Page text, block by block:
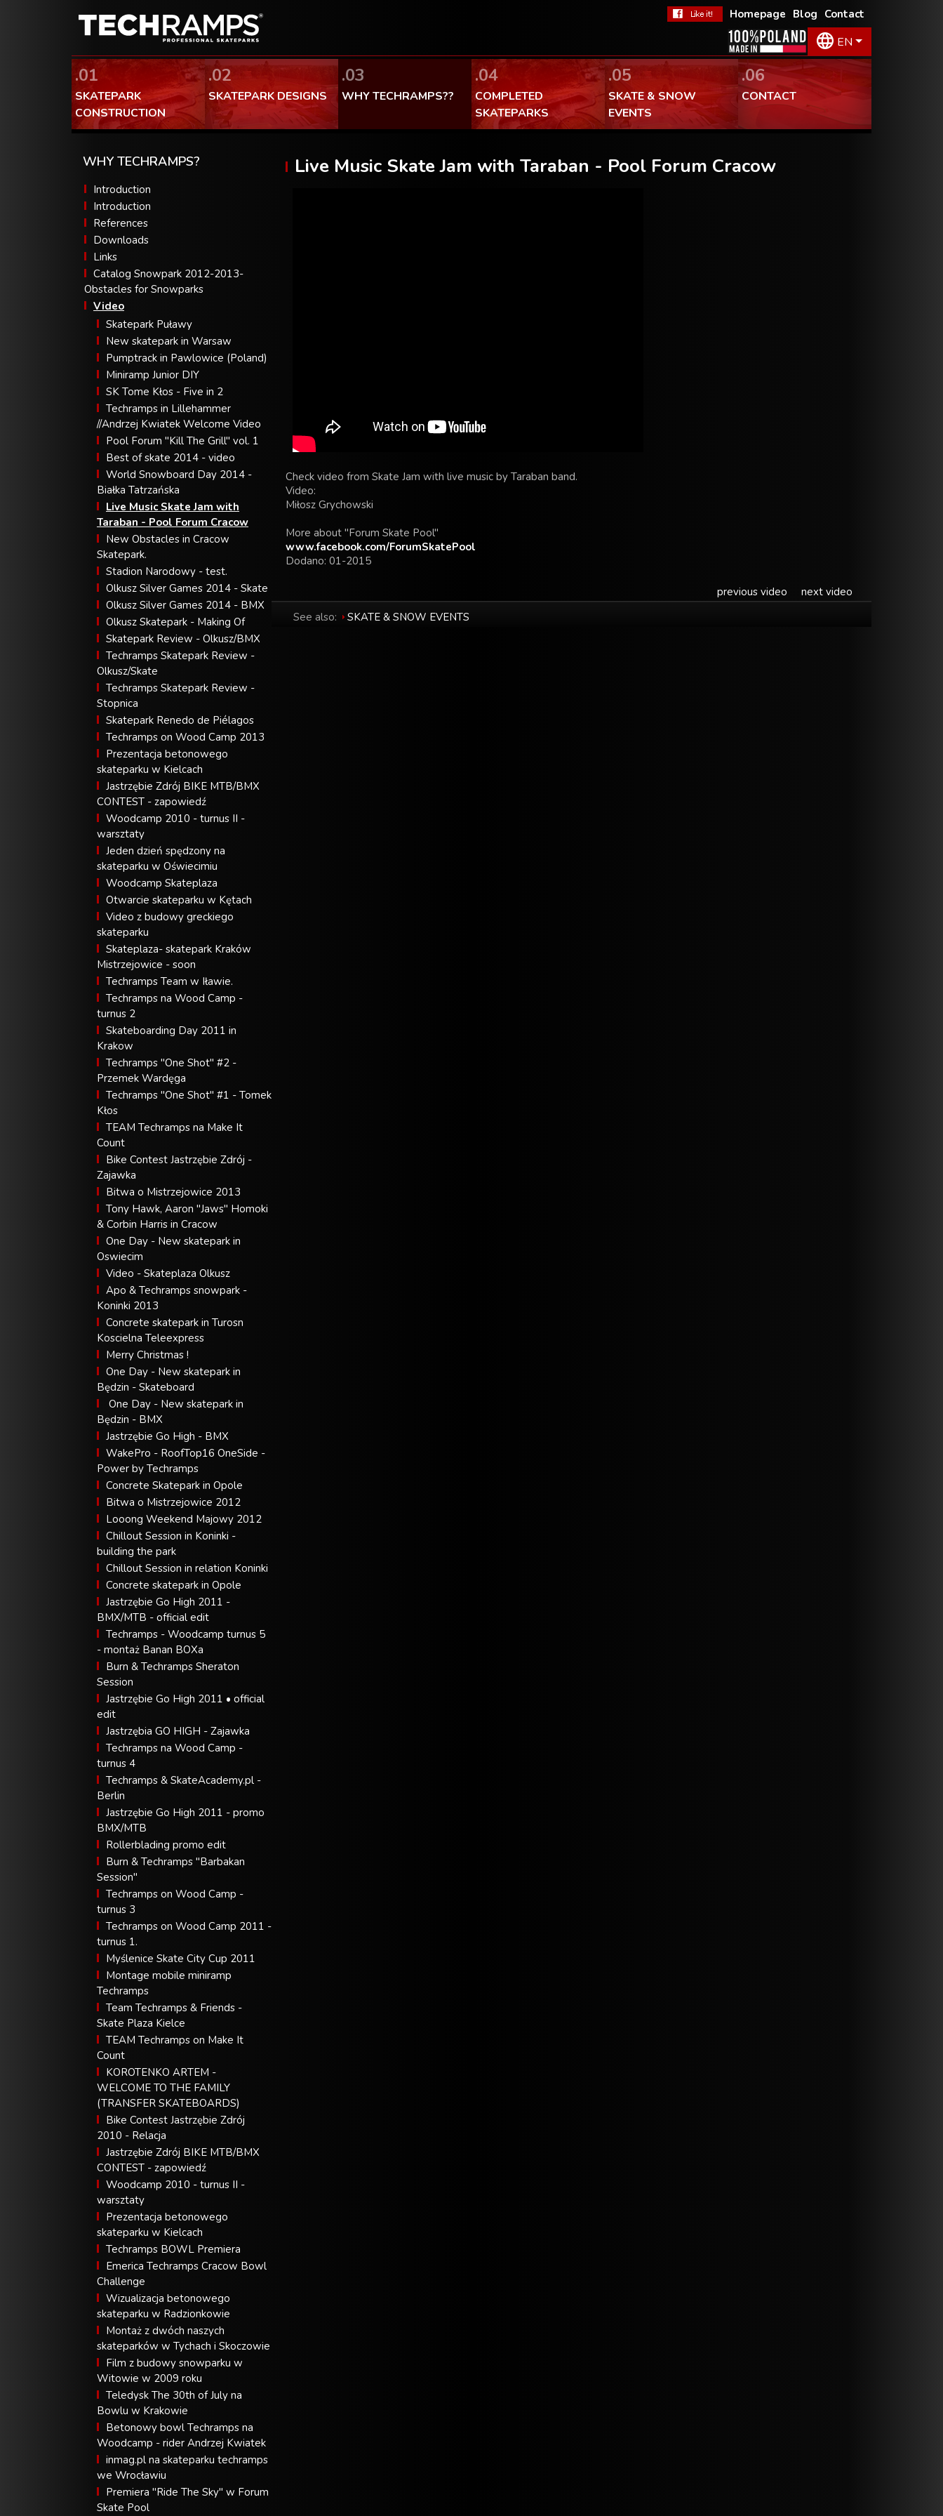
Contact
Blog
Homepage
EN
.01
SKATEPARK
CONSTRUCTION
.02
SKATEPARK DESIGNS
.03
WHY TECHRAMPS??
.04
COMPLETED
SKATEPARKS
.05
SKATE & SNOW
EVENTS
.06
CONTACT
WHY TECHRAMPS?
Introduction
Introduction
References
Downloads
Links
Catalog Snowpark 2012-2013-
Obstacles for Snowparks
Video
Skatepark Puławy
New skatepark in Warsaw
Pumptrack in Pawlowice (Poland)
Miniramp Junior DIY
SK Tome Kłos - Five in 2
Techramps in Lillehammer
//Andrzej Kwiatek Welcome Video
Pool Forum "Kill The Grill" vol. 1
Best of skate 2014 - video
World Snowboard Day 2014 -
Białka Tatrzańska
Live Music Skate Jam with
Taraban - Pool Forum Cracow
New Obstacles in Cracow
Skatepark.
Stadion Narodowy - test.
Olkusz Silver Games 2014 - Skate
Olkusz Silver Games 2014 - BMX
Olkusz Skatepark - Making Of
Skatepark Review - Olkusz/BMX
Techramps Skatepark Review -
Olkusz/Skate
Techramps Skatepark Review -
Stopnica
Skatepark Renedo de Piélagos
Techramps on Wood Camp 2013
Prezentacja betonowego
skateparku w Kielcach
Jastrzębie Zdrój BIKE MTB/BMX
CONTEST - zapowiedź
Woodcamp 2010 - turnus II -
warsztaty
Jeden dzień spędzony na
skateparku w Oświecimiu
Woodcamp Skateplaza
Otwarcie skateparku w Kętach
Video z budowy greckiego
skateparku
Skateplaza- skatepark Kraków
Mistrzejowice - soon
Techramps Team w Iławie.
Techramps na Wood Camp -
turnus 2
Skateboarding Day 2011 in
Krakow
Techramps "One Shot" #2 -
Przemek Wardęga
Techramps "One Shot" #1 - Tomek
Kłos
TEAM Techramps na Make It
Count
Bike Contest Jastrzębie Zdrój -
Zajawka
Bitwa o Mistrzejowice 2013
Tony Hawk, Aaron "Jaws" Homoki
& Corbin Harris in Cracow
One Day - New skatepark in
Oswiecim
Video - Skateplaza Olkusz
Apo & Techramps snowpark -
Koninki 2013
Concrete skatepark in Turosn
Koscielna Teleexpress
Merry Christmas !
One Day - New skatepark in
Będzin - Skateboard
One Day - New skatepark in
Będzin - BMX
Jastrzębie Go High - BMX
WakePro - RoofTop16 OneSide -
Power by Techramps
Concrete Skatepark in Opole
Bitwa o Mistrzejowice 2012
Looong Weekend Majowy 2012
Chillout Session in Koninki -
building the park
Chillout Session in relation Koninki
Concrete skatepark in Opole
Jastrzębie Go High 2011 -
BMX/MTB - official edit
Techramps - Woodcamp turnus 5
- montaż Banan BOXa
Burn & Techramps Sheraton
Session
Jastrzębie Go High 2011 • official
edit
Jastrzębia GO HIGH - Zajawka
Techramps na Wood Camp -
turnus 4
Techramps & SkateAcademy.pl -
Berlin
Jastrzębie Go High 2011 - promo
BMX/MTB
Rollerblading promo edit
Burn & Techramps "Barbakan
Session"
Techramps on Wood Camp -
turnus 3
Techramps on Wood Camp 2011 -
turnus 1.
Myślenice Skate City Cup 2011
Montage mobile miniramp
Techramps
Team Techramps & Friends -
Skate Plaza Kielce
TEAM Techramps on Make It
Count
KOROTENKO ARTEM -
WELCOME TO THE FAMILY
(TRANSFER SKATEBOARDS)
Bike Contest Jastrzębie Zdrój
2010 - Relacja
Jastrzębie Zdrój BIKE MTB/BMX
CONTEST - zapowiedź
Woodcamp 2010 - turnus II -
warsztaty
Prezentacja betonowego
skateparku w Kielcach
Techramps BOWL Premiera
Emerica Techramps Cracow Bowl
Challenge
Wizualizacja betonowego
skateparku w Radzionkowie
Montaż z dwóch naszych
skateparków w Tychach i Skoczowie
Film z budowy snowparku w
Witowie w 2009 roku
Teledysk The 30th of July na
Bowlu w Krakowie
Betonowy bowl Techramps na
Woodcamp - rider Andrzej Kwiatek
inmag.pl na skateparku techramps
we Wrocławiu
Premiera "Ride The Sky" w Forum
Skate Pool
Live Music Skate Jam with Taraban - Pool Forum Cracow
Check video from Skate Jam with live music by Taraban band.
Video:
Miłosz Grychowski
More about "Forum Skate Pool"
www.facebook.com/ForumSkatePool
Dodano: 01-2015
next video
previous video
See also:
SKATE & SNOW EVENTS